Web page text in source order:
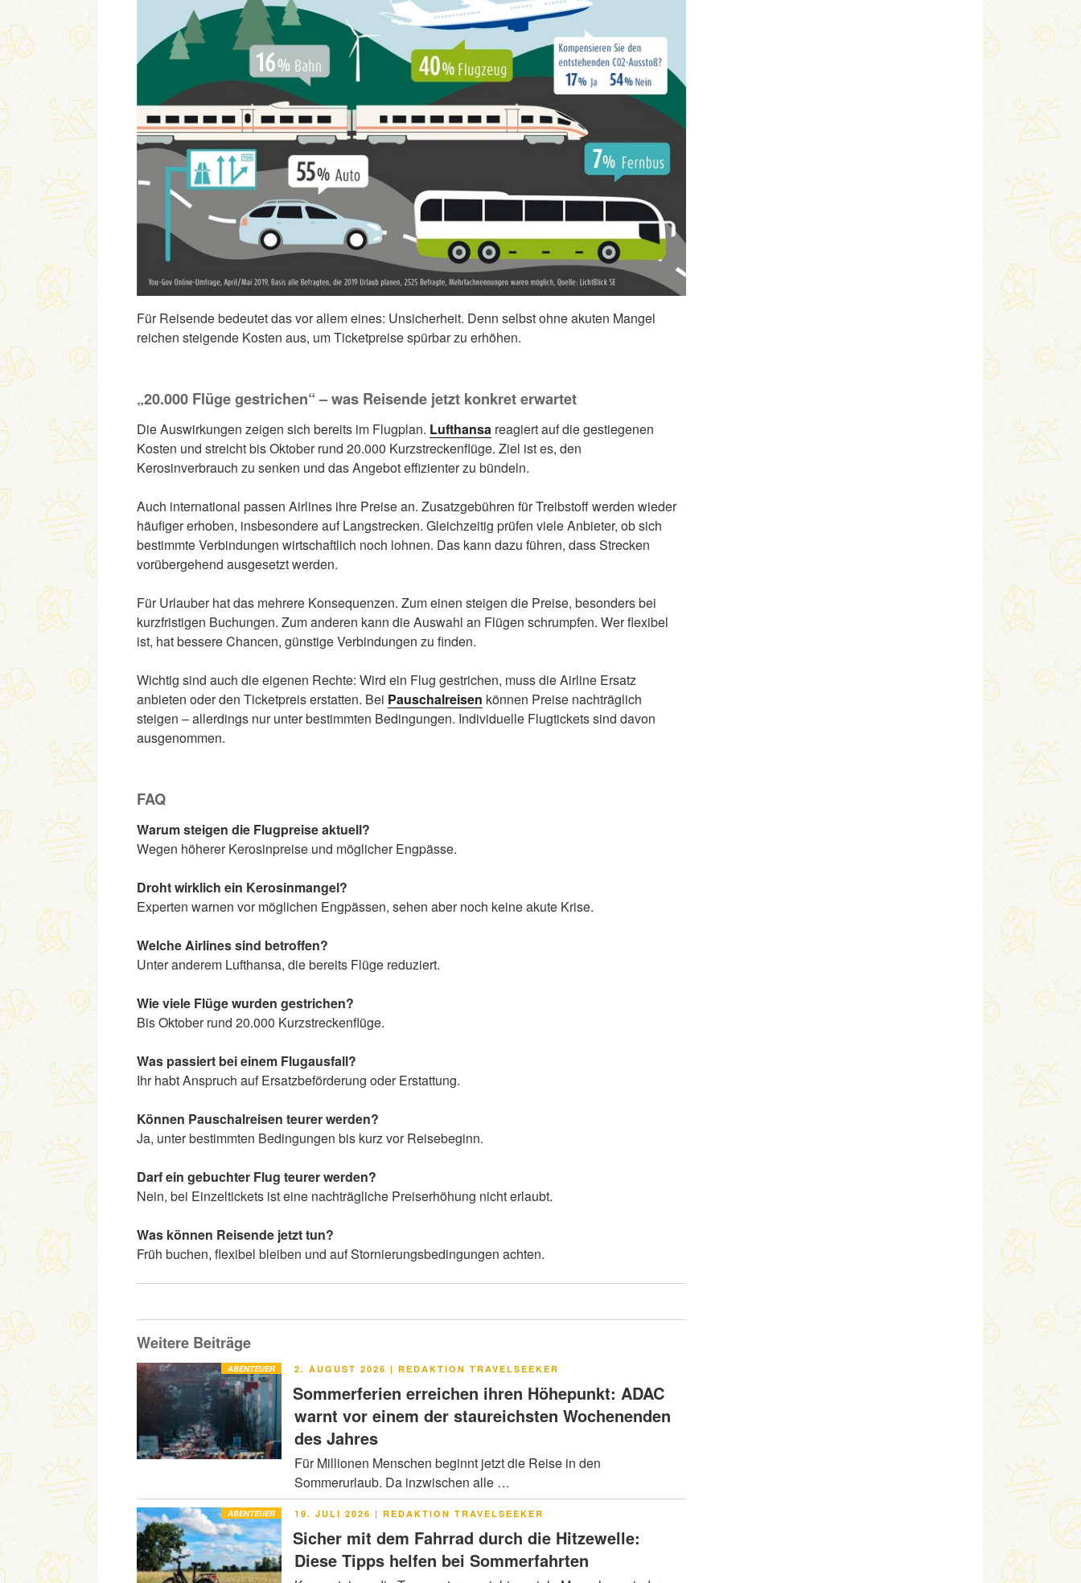
Für Reisende bedeutet das vor allem eines: Unsicherheit. Denn selbst ohne akuten Mangel
reichen steigende Kosten aus, um Ticketpreise spürbar zu erhöhen.
„20.000 Flüge gestrichen“ – was Reisende jetzt konkret erwartet
Die Auswirkungen zeigen sich bereits im Flugplan. Lufthansa reagiert auf die gestiegenen
Kosten und streicht bis Oktober rund 20.000 Kurzstreckenflüge. Ziel ist es, den
Kerosinverbrauch zu senken und das Angebot effizienter zu bündeln.
Auch international passen Airlines ihre Preise an. Zusatzgebühren für Treibstoff werden wieder
häufiger erhoben, insbesondere auf Langstrecken. Gleichzeitig prüfen viele Anbieter, ob sich
bestimmte Verbindungen wirtschaftlich noch lohnen. Das kann dazu führen, dass Strecken
vorübergehend ausgesetzt werden.
Für Urlauber hat das mehrere Konsequenzen. Zum einen steigen die Preise, besonders bei
kurzfristigen Buchungen. Zum anderen kann die Auswahl an Flügen schrumpfen. Wer flexibel
ist, hat bessere Chancen, günstige Verbindungen zu finden.
Wichtig sind auch die eigenen Rechte: Wird ein Flug gestrichen, muss die Airline Ersatz
anbieten oder den Ticketpreis erstatten. Bei Pauschalreisen können Preise nachträglich
steigen – allerdings nur unter bestimmten Bedingungen. Individuelle Flugtickets sind davon
ausgenommen.
FAQ
Warum steigen die Flugpreise aktuell?
Wegen höherer Kerosinpreise und möglicher Engpässe.
Droht wirklich ein Kerosinmangel?
Experten warnen vor möglichen Engpässen, sehen aber noch keine akute Krise.
Welche Airlines sind betroffen?
Unter anderem Lufthansa, die bereits Flüge reduziert.
Wie viele Flüge wurden gestrichen?
Bis Oktober rund 20.000 Kurzstreckenflüge.
Was passiert bei einem Flugausfall?
Ihr habt Anspruch auf Ersatzbeförderung oder Erstattung.
Können Pauschalreisen teurer werden?
Ja, unter bestimmten Bedingungen bis kurz vor Reisebeginn.
Darf ein gebuchter Flug teurer werden?
Nein, bei Einzeltickets ist eine nachträgliche Preiserhöhung nicht erlaubt.
Was können Reisende jetzt tun?
Früh buchen, flexibel bleiben und auf Stornierungsbedingungen achten.
Weitere Beiträge
ABENTEUER
VERÖFFENTLICHT
2. AUGUST 2026 | REDAKTION TRAVELSEEKER
Sommerferien erreichen ihren Höhepunkt: ADAC
warnt vor einem der staureichsten Wochenenden
des Jahres
Für Millionen Menschen beginnt jetzt die Reise in den
Sommerurlaub. Da inzwischen alle …
ABENTEUER
VERÖFFENTLICHT
19. JULI 2026 | REDAKTION TRAVELSEEKER
Sicher mit dem Fahrrad durch die Hitzewelle:
Diese Tipps helfen bei Sommerfahrten